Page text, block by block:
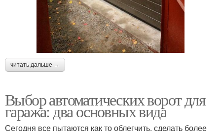
читать дальше →
Выбор автоматических ворот для
гаража: два основных вида
Сегодня все пытаются как то облегчить, сделать более